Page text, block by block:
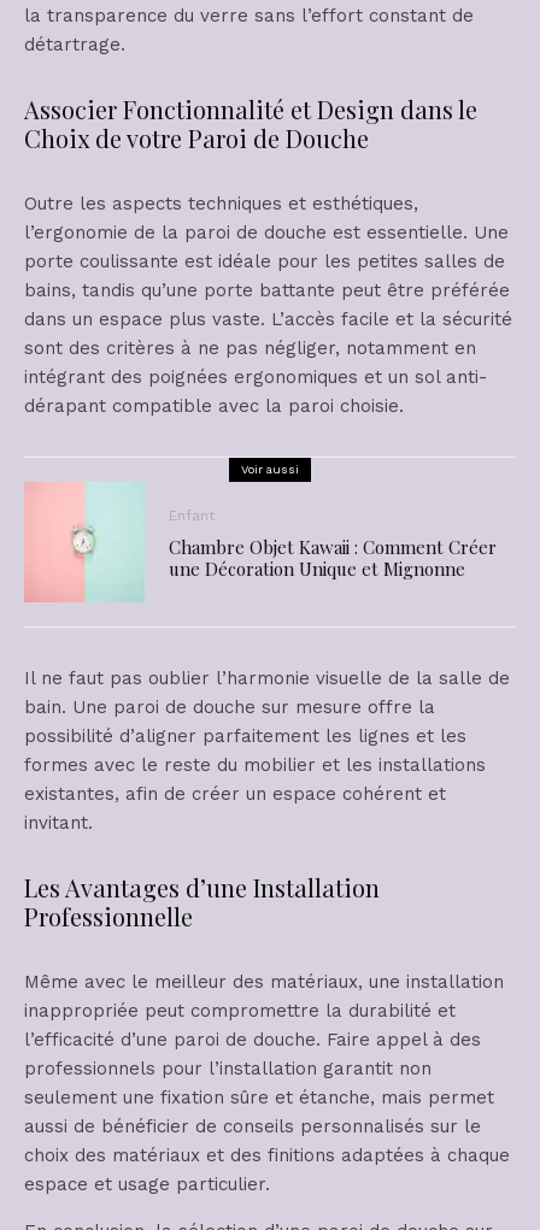
la transparence du verre sans l’effort constant de
détartrage.
Associer Fonctionnalité et Design dans le
Choix de votre Paroi de Douche
Outre les aspects techniques et esthétiques,
l’ergonomie de la paroi de douche est essentielle. Une
porte coulissante est idéale pour les petites salles de
bains, tandis qu’une porte battante peut être préférée
dans un espace plus vaste. L’accès facile et la sécurité
sont des critères à ne pas négliger, notamment en
intégrant des poignées ergonomiques et un sol anti-
dérapant compatible avec la paroi choisie.
Voir aussi
Enfant
Chambre Objet Kawaii : Comment Créer
une Décoration Unique et Mignonne
Il ne faut pas oublier l’harmonie visuelle de la salle de
bain. Une paroi de douche sur mesure offre la
possibilité d’aligner parfaitement les lignes et les
formes avec le reste du mobilier et les installations
existantes, afin de créer un espace cohérent et
invitant.
Les Avantages d’une Installation
Professionnelle
Même avec le meilleur des matériaux, une installation
inappropriée peut compromettre la durabilité et
l’efficacité d’une paroi de douche. Faire appel à des
professionnels pour l’installation garantit non
seulement une fixation sûre et étanche, mais permet
aussi de bénéficier de conseils personnalisés sur le
choix des matériaux et des finitions adaptées à chaque
espace et usage particulier.